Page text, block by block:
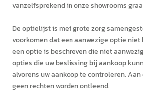
vanzelfsprekend in onze showrooms
De optielijst is met grote zorg
voorkomen dat een aanwezige optie niet
een optie is beschreven die niet
opties die uw beslissing bij aankoop
alvorens uw aankoop te controleren.
geen rechten worden ontleend.